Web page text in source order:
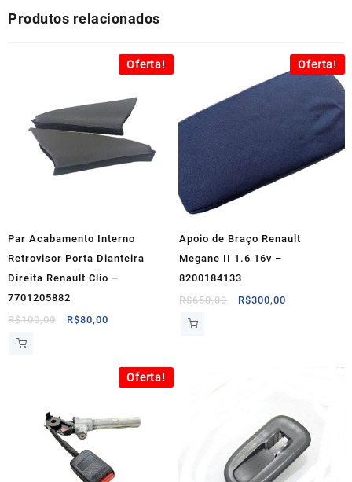
Produtos relacionados
Oferta!
Par Acabamento Interno
Retrovisor Porta Dianteira
Direita Renault Clio –
7701205882
R$100,00
O
R$80,00
R$80,00.
Oferta!
Apoio de Braço Renault
Megane II 1.6 16v –
8200184133
R$650,00
O
R$300,00
Oferta!